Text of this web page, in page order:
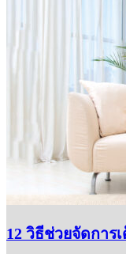
12 วิธีช่วยจัดกา